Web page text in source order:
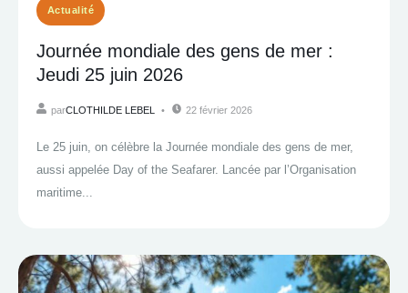
Actualité
Journée mondiale des gens de mer :
Jeudi 25 juin 2026
parCLOTHILDE LEBEL 22 février 2026
Le 25 juin, on célèbre la Journée mondiale des gens de mer,
aussi appelée Day of the Seafarer. Lancée par l’Organisation
maritime...